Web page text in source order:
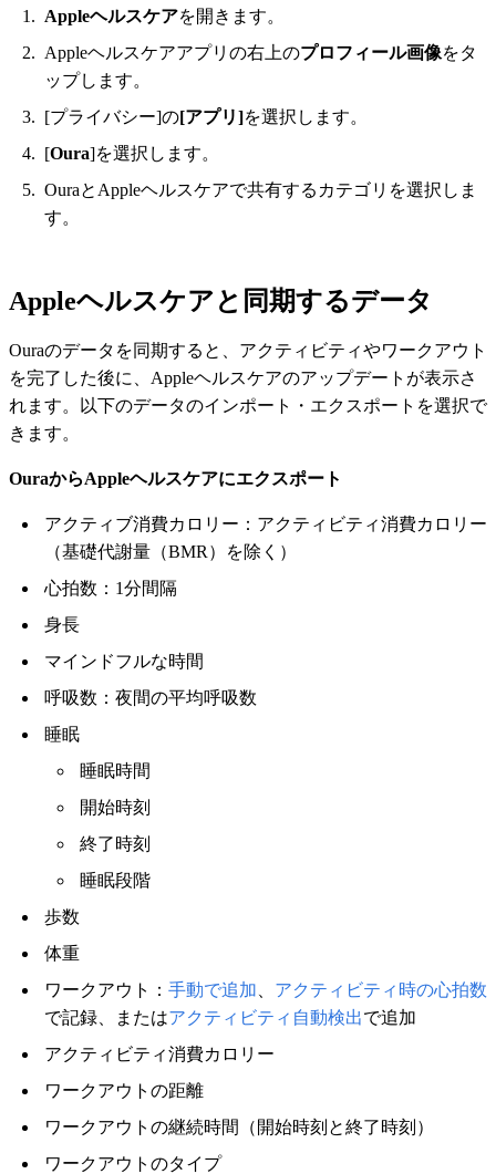
Appleヘルスケアを開きます。
Appleヘルスケアアプリの右上のプロフィール画像をタ
ップします。
[プライバシー]の[アプリ]を選択します。
[Oura]を選択します。
OuraとAppleヘルスケアで共有するカテゴリを選択しま
す。
Appleヘルスケアと同期するデータ
Ouraのデータを同期すると、アクティビティやワークアウト
を完了した後に、Appleヘルスケアのアップデートが表示さ
れます。以下のデータのインポート・エクスポートを選択で
きます。
OuraからAppleヘルスケアにエクスポート
アクティブ消費カロリー：アクティビティ消費カロリー
（基礎代謝量（BMR）を除く）
心拍数：1分間隔
身長
マインドフルな時間
呼吸数：夜間の平均呼吸数
睡眠
睡眠時間
開始時刻
終了時刻
睡眠段階
歩数
体重
ワークアウト： 手動で追加
アクティビティ時の心拍数
で記録、またはアクティビティ自動検出で追加
アクティビティ消費カロリー
ワークアウトの距離
ワークアウトの継続時間（開始時刻と終了時刻）
ワークアウトのタイプ